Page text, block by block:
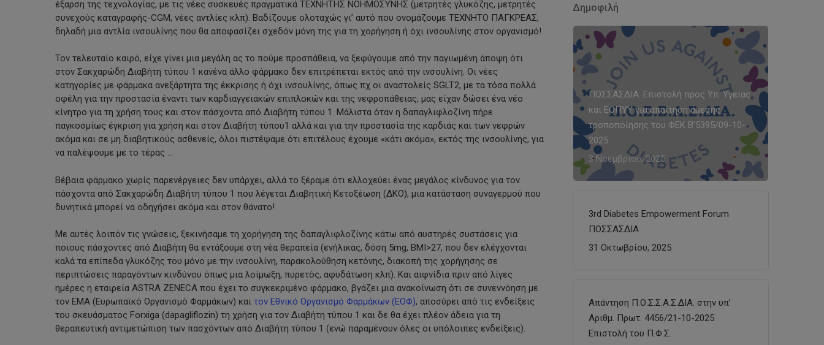
έξαρση της τεχνολογίας, με τις νέες συσκευές πραγματικά ΤΕΧΝΗΤΗΣ ΝΟΗΜΟΣΥΝΗΣ (μετρητές γλυκόζης, μετρητές
συνεχούς καταγραφής-CGM, νέες αντλίες κλπ). Βαδίζουμε ολοταχώς γι’ αυτό που ονομάζουμε ΤΕΧΝΗΤΟ ΠΑΓΚΡΕΑΣ,
δηλαδή μια αντλία ινσουλίνης που θα αποφασίζει σχεδόν μόνη της για τη χορήγηση ή όχι ινσουλίνης στον οργανισμό!
Τον τελευταίο καιρό, είχε γίνει μια μεγάλη ας το πούμε προσπάθεια, να ξεφύγουμε από την παγιωμένη άποψη ότι
στον Σακχαρώδη Διαβήτη τύπου 1 κανένα άλλο φάρμακο δεν επιτρέπεται εκτός από την ινσουλίνη. Οι νέες
κατηγορίες με φάρμακα ανεξάρτητα της έκκρισης ή όχι ινσουλίνης, όπως πχ οι αναστολείς SGLT2, με τα τόσα πολλά
οφέλη για την προστασία έναντι των καρδιαγγειακών επιπλοκών και της νεφροπάθειας, μας είχαν δώσει ένα νέο
κίνητρο για τη χρήση τους και στον πάσχοντα από Διαβήτη τύπου 1. Μάλιστα όταν η δαπαγλιφλοζίνη πήρε
παγκοσμίως έγκριση για χρήση και στον Διαβήτη τύπου1 αλλά και για την προστασία της καρδιάς και των νεφρών
ακόμα και σε μη διαβητικούς ασθενείς, όλοι πιστέψαμε ότι επιτέλους έχουμε «κάτι ακόμα», εκτός της ινσουλίνης, για
να παλέψουμε με το τέρας …
Βέβαια φάρμακο χωρίς παρενέργειες δεν υπάρχει, αλλά το ξέραμε ότι ελλοχεύει ένας μεγάλος κίνδυνος για τον
πάσχοντα από Σακχαρώδη Διαβήτη τύπου 1 που λέγεται Διαβητική Κετοξέωση (ΔΚΟ), μια κατάσταση συναγερμού που
δυνητικά μπορεί να οδηγήσει ακόμα και στον θάνατο!
Με αυτές λοιπόν τις γνώσεις, ξεκινήσαμε τη χορήγηση της δαπαγλιφλοζίνης κάτω από αυστηρές συστάσεις για
ποιους πάσχοντες από Διαβήτη θα εντάξουμε στη νέα θεραπεία (ενήλικας, δόση 5mg, BMI>27, που δεν ελέγχονται
καλά τα επίπεδα γλυκόζης του μόνο με την ινσουλίνη, παρακολούθηση κετόνης, διακοπή της χορήγησης σε
περιπτώσεις παραγόντων κινδύνου όπως μια λοίμωξη, πυρετός, αφυδάτωση κλπ). Και αιφνίδια πριν από λίγες
ημέρες η εταιρεία ASTRA ZENECA που έχει το συγκεκριμένο φάρμακο, βγάζει μια ανακοίνωση ότι σε συνεννόηση με
τον ΕΜΑ (Ευρωπαϊκό Οργανισμό Φαρμάκων) και τον Εθνικό Οργανισμό Φαρμάκων (ΕΟΦ), αποσύρει από τις ενδείξεις
του σκευάσματος Forxiga (dapagliflozin) τη χρήση για τον Διαβήτη τύπου 1 και δε θα έχει πλέον άδεια για τη
θεραπευτική αντιμετώπιση των πασχόντων από Διαβήτη τύπου 1 (ενώ παραμένουν όλες οι υπόλοιπες ενδείξεις).
Δημοφιλή
ΠΟΣΣΑΣΔΙΑ: Επιστολή προς Υπ. Υγείας
και ΕΟΠΥΥ για απαίτηση άμεσης
τροποποίησης του ΦΕΚ Β’5395/09-10-
2025
3 Νοεμβρίου, 2025
3rd Diabetes Empowerment Forum
ΠΟΣΣΑΣΔΙΑ
31 Οκτωβρίου, 2025
Απάντηση Π.Ο.Σ.Σ.Α.Σ.ΔΙΑ. στην υπ’
Αριθμ. Πρωτ. 4456/21-10-2025
Επιστολή του Π.Φ.Σ.